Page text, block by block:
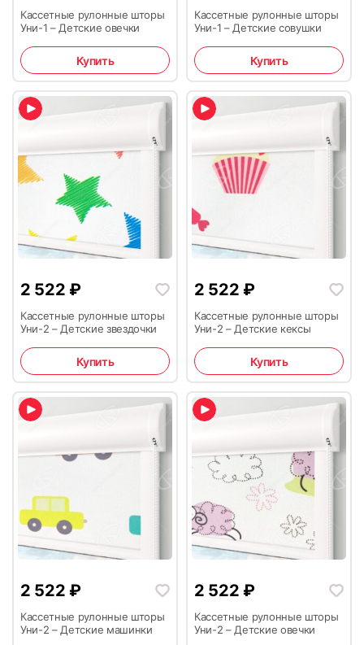
Кассетные рулонные шторы
Уни-1 – Детские овечки
Купить
Кассетные рулонные шторы
Уни-1 – Детские совушки
Купить
2 522 ₽
Кассетные рулонные шторы
Уни-2 – Детские звездочки
Купить
2 522 ₽
Кассетные рулонные шторы
Уни-2 – Детские кексы
Купить
2 522 ₽
Кассетные рулонные шторы
Уни-2 – Детские машинки
2 522 ₽
Кассетные рулонные шторы
Уни-2 – Детские овечки